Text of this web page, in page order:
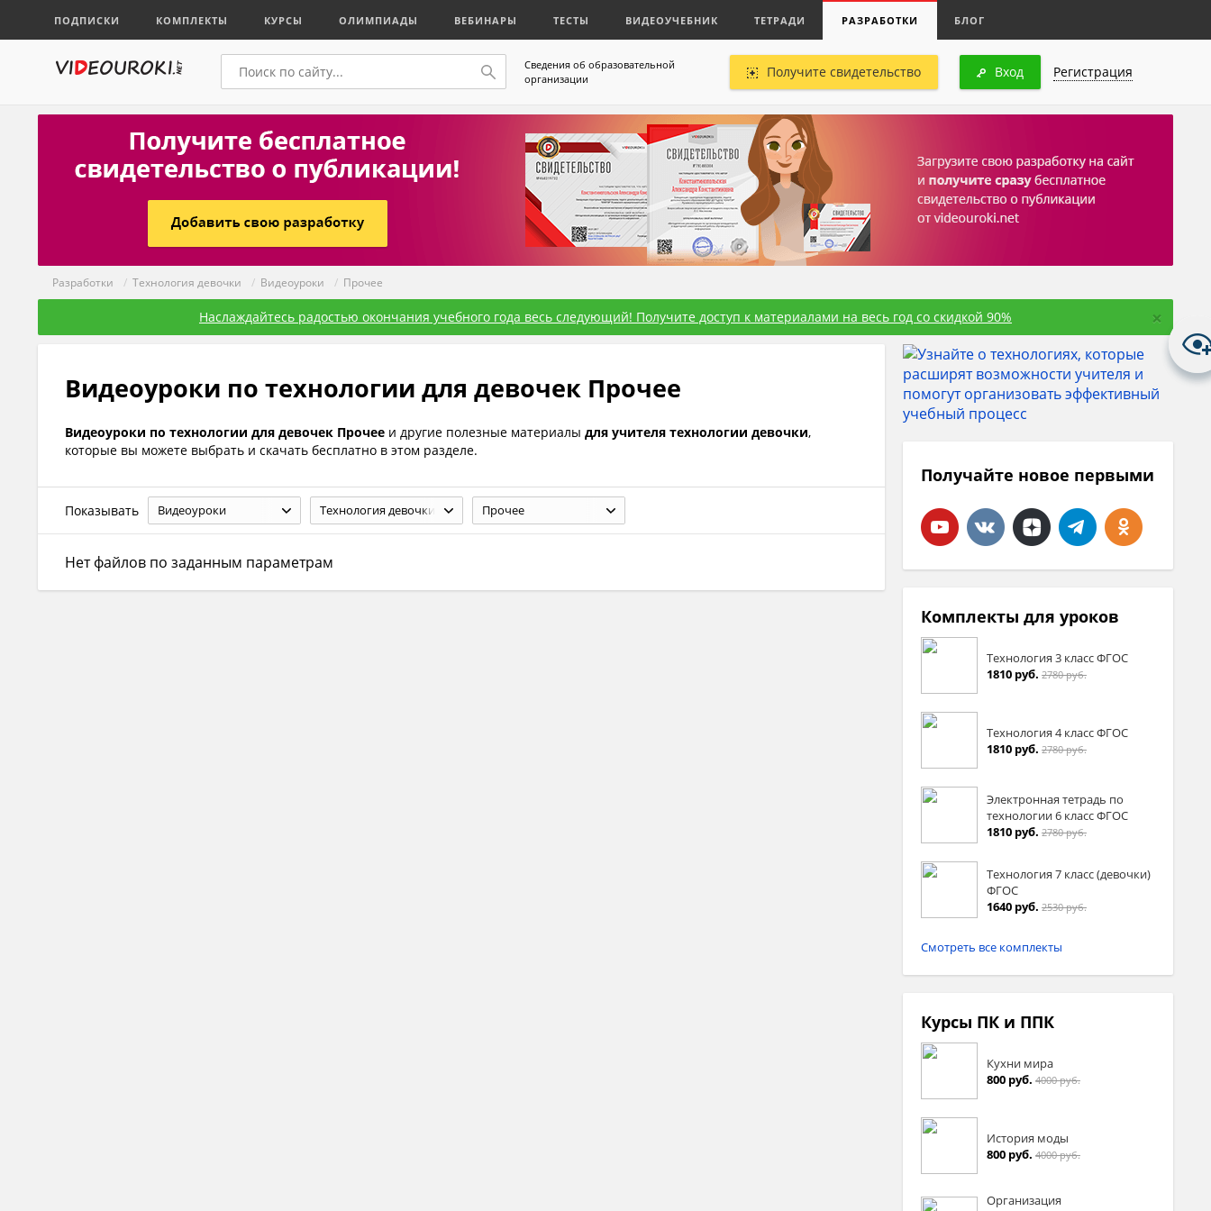
ПОДПИСКИ КОМПЛЕКТЫ КУРСЫ ОЛИМПИАДЫ ВЕБИНАРЫ ТЕСТЫ ВИДЕОУЧЕБНИК ТЕТРАДИ РАЗРАБОТКИ БЛОГ
Сведения об образовательной
организации
Получите свидетельство Вход Регистрация
Разработки / Технология девочки / Видеоуроки / Прочее
Наслаждайтесь радостью окончания учебного года весь следующий! Получите доступ к материалами на весь год со скидкой 90% ×
Видеоуроки по технологии для девочек Прочее
Видеоуроки по технологии для девочек Прочее и другие полезные материалы для учителя технологии девочки,
которые вы можете выбрать и скачать бесплатно в этом разделе.
Показывать Видеоуроки Технология девочки Прочее
Нет файлов по заданным параметрам
Получайте новое первыми
Комплекты для уроков
Технология 3 класс ФГОС
1810 руб. 2780 руб.
Технология 4 класс ФГОС
1810 руб. 2780 руб.
Электронная тетрадь по
технологии 6 класс ФГОС
1810 руб. 2780 руб.
Технология 7 класс (девочки)
ФГОС
1640 руб. 2530 руб.
Смотреть все комплекты
Курсы ПК и ППК
Кухни мира
800 руб. 4000 руб.
История моды
800 руб. 4000 руб.
Организация